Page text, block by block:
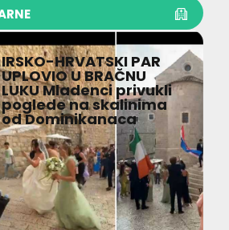
IRSKO-HRVATSKI PAR
UPLOVIO U BRAČNU
LUKU Mladenci privukli
poglede na skalinima
od Dominikanaca